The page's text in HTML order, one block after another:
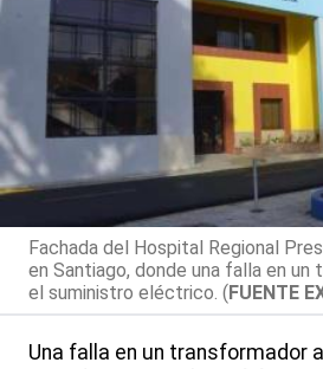
Fachada del Hospital Regional
en Santiago, donde una falla en
el suministro eléctrico. (FUENTE
Una falla en un transformador